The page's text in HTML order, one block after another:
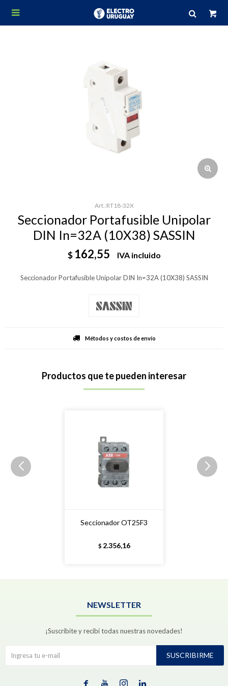

RT18-32X
Seccionador Portafusible Unipolar
DIN In=32A (10X38) SASSIN
$ 162,55 IVA incluido
Seccionador Portafusible Unipolar DIN In=32A (10X38) SASSIN
Métodos y costos de envío
Productos que te pueden interesar
Seccionador OT25F3
$ 2.356,16
NEWSLETTER
¡Suscribite y recibí todas nuestras novedades!
SUSCRIBIRME
   